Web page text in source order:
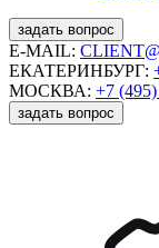
задать вопрос
E-MAIL:
ЕКАТЕРИНБУРГ:
МОСКВА: +7
задать вопрос